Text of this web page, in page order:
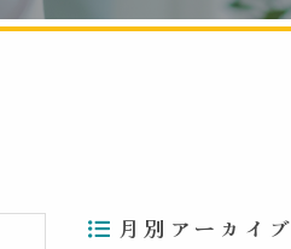
月別アーカイブ